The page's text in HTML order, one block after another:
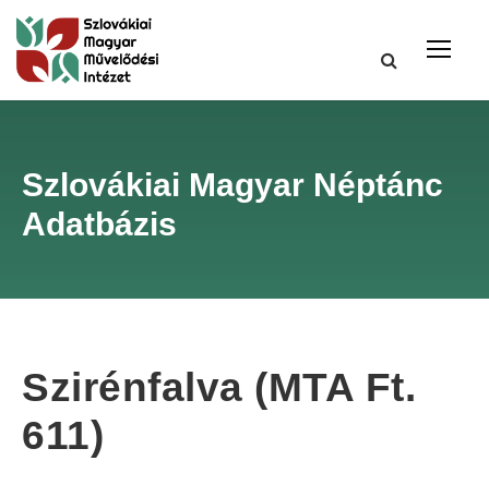
Szlovákiai Magyar Néptánc
Adatbázis
Szirénfalva (MTA Ft.
611)